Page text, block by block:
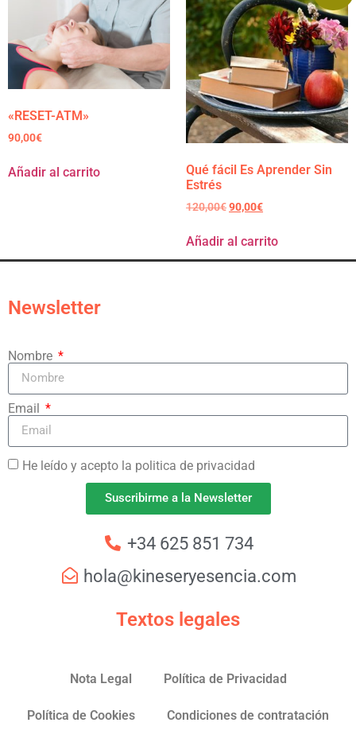
«RESET-ATM»
90,00€
Añadir al carrito
Qué fácil Es Aprender Sin
Estrés
120,00€90,00€
Añadir al carrito
Newsletter
Nombre
Email
He leído y acepto la politica de privacidad
Suscribirme a la Newsletter
+34 625 851 734
hola@kineseryesencia.com
Textos legales
Nota Legal Política de Privacidad
Política de Cookies Condiciones de contratación